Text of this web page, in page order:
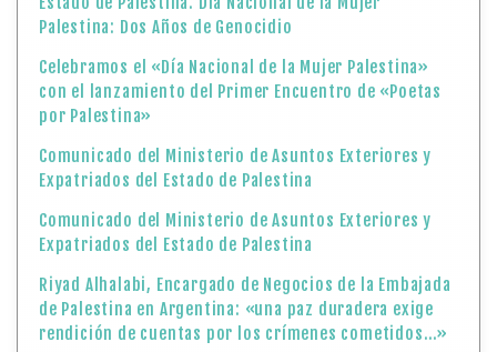
Palestina: Dos Años de Genocidio
Celebramos el «Día Nacional de la Mujer Palestina»
con el lanzamiento del Primer Encuentro de «Poetas
por Palestina»
Comunicado del Ministerio de Asuntos Exteriores y
Expatriados del Estado de Palestina
Comunicado del Ministerio de Asuntos Exteriores y
Expatriados del Estado de Palestina
Riyad Alhalabi, Encargado de Negocios de la Embajada
de Palestina en Argentina: «una paz duradera exige
rendición de cuentas por los crímenes cometidos…»